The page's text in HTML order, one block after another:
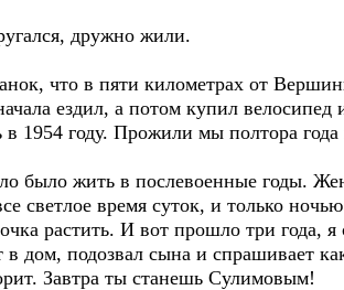
дружно жили.
что в пяти километрах от
ездил, а потом купил велосипед
году. Прожили мы полтора года
жить в послевоенные годы.
светлое время суток, и только
растить. И вот прошло три года, я
дом, подозвал сына и спрашивает
Завтра ты станешь Сулимовым!